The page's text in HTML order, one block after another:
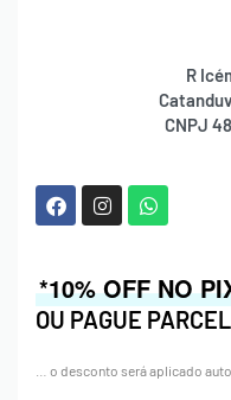
R
CNPJ
*10% OFF NO
OU PAGUE
… o desconto será aplicado